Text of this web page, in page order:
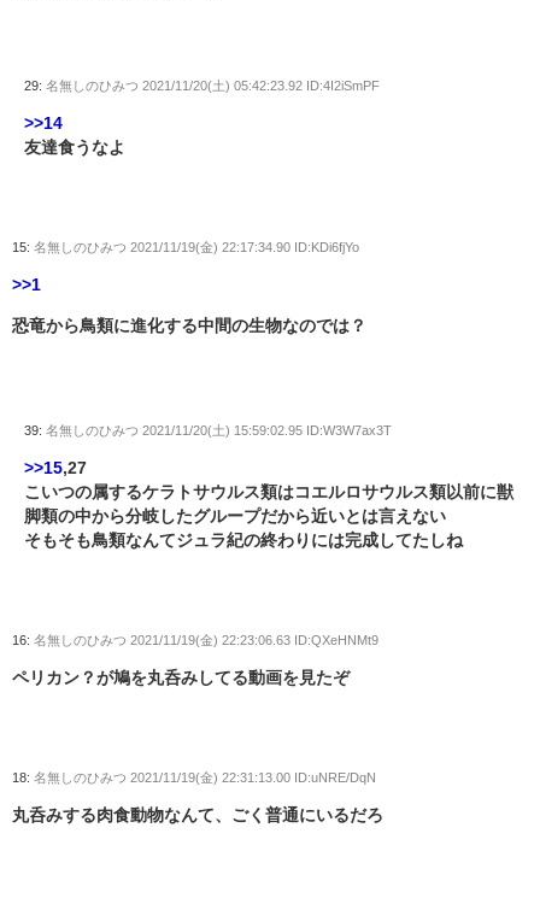
29: 名無しのひみつ 2021/11/20(土) 05:42:23.92 ID:4I2iSmPF
>>14
友達食うなよ
15: 名無しのひみつ 2021/11/19(金) 22:17:34.90 ID:KDi6fjYo
>>1
恐竜から鳥類に進化する中間の生物なのでは？
39: 名無しのひみつ 2021/11/20(土) 15:59:02.95 ID:W3W7ax3T
>>15 ,27
こいつの属するケラトサウルス類はコエルロサウルス類以前に獣
脚類の中から分岐したグループだから近いとは言えない
そもそも鳥類なんてジュラ紀の終わりには完成してたしね
16: 名無しのひみつ 2021/11/19(金) 22:23:06.63 ID:QXeHNMt9
ペリカン？が鳩を丸呑みしてる動画を見たぞ
18: 名無しのひみつ 2021/11/19(金) 22:31:13.00 ID:uNRE/DqN
丸呑みする肉食動物なんて、ごく普通にいるだろ